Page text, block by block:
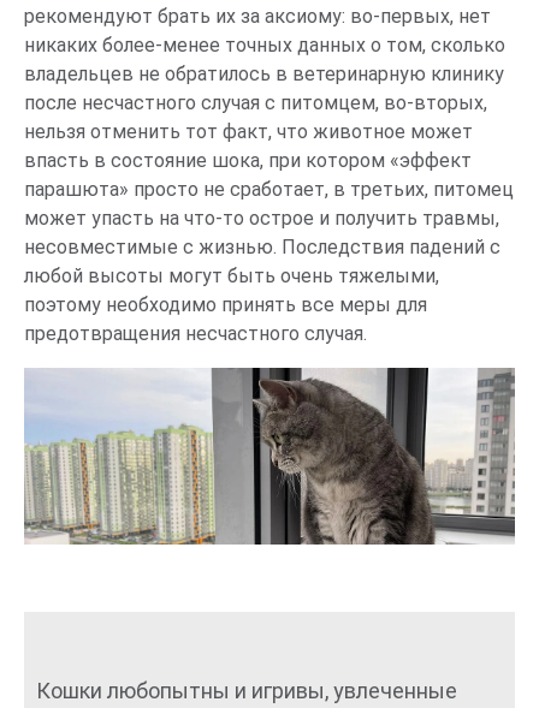
рекомендуют брать их за аксиому: во-первых, нет
никаких более-менее точных данных о том, сколько
владельцев не обратилось в ветеринарную клинику
после несчастного случая с питомцем, во-вторых,
нельзя отменить тот факт, что животное может
впасть в состояние шока, при котором «эффект
парашюта» просто не сработает, в третьих, питомец
может упасть на что-то острое и получить травмы,
несовместимые с жизнью. Последствия падений с
любой высоты могут быть очень тяжелыми,
поэтому необходимо принять все меры для
предотвращения несчастного случая.
Кошки любопытны и игривы, увлеченные